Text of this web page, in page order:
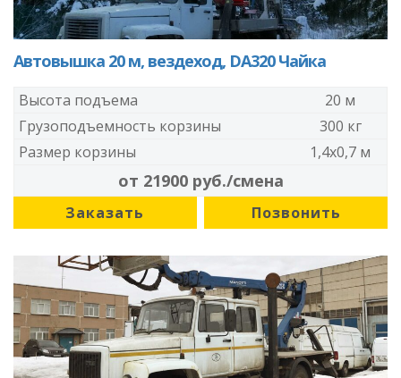
Автовышка 20 м, вездеход, DA320 Чайка
Высота подъема
20 м
Грузоподъемность корзины
300 кг
Размер корзины
1,4x0,7 м
от 21900 руб./смена
Заказать Позвонить